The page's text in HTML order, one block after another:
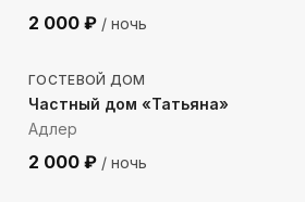
2 000 ₽ / ночь
517 м до моря
ГОСТЕВОЙ ДОМ
Частный дом «Татьяна»
Адлер
2 000 ₽ / ночь
92 м до моря